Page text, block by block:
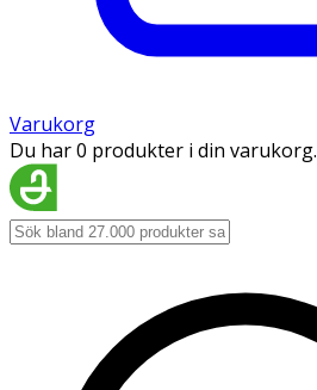
Varukorg
Du har 0 produkter i din varukorg.